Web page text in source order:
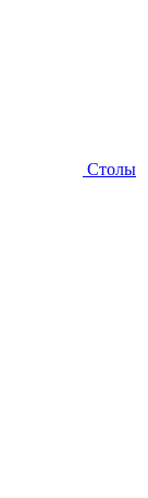
Столы